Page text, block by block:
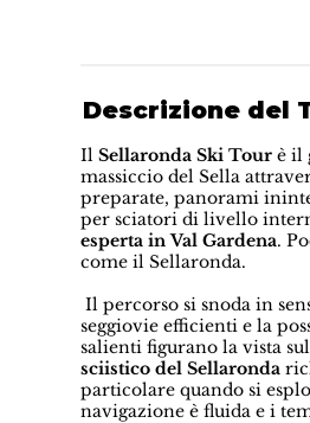
Descrizione del
IlSellaronda Ski Tour è il
massiccio del Sella
preparate, panorami
per sciatori di livello
esperta in Val Gardena.
come il Sellaronda.
Il percorso si snoda in
seggiovie efficienti e la
salienti figurano la vista
sciistico del Sellaronda
particolare quando si
navigazione è fluida e i